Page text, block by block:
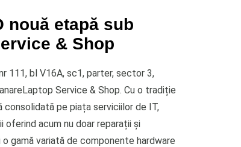
nouă etapă sub
& Shop
111, bl V16A, sc1, parter, sector 3,
Service & Shop. Cu o tradiție
consolidată pe piața serviciilor de IT,
acum nu doar reparații și
gamă variată de componente hardware